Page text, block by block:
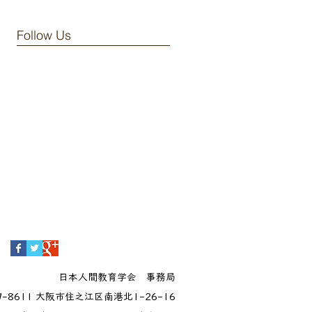
Follow Us
日本人間教育学会 事務局
8611 大阪市住之江区南港北1-26-16